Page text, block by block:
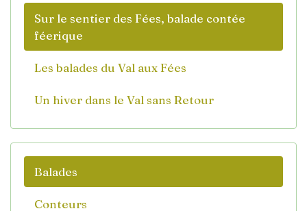
Sur le sentier des Fées, balade contée
féerique
Les balades du Val aux Fées
Un hiver dans le Val sans Retour
Balades
Conteurs